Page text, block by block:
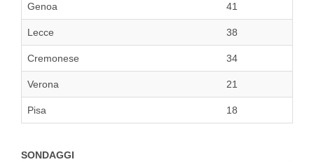
Genoa 41
Lecce 38
Cremonese 34
Verona 21
Pisa 18
SONDAGGI